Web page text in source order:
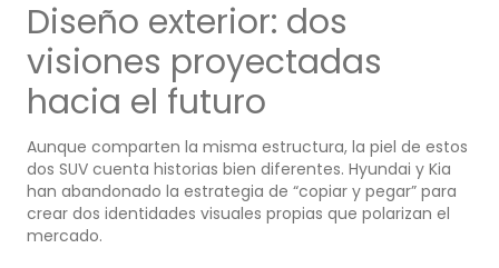
Diseño exterior: dos
visiones proyectadas
hacia el futuro
Aunque comparten la misma estructura, la piel de estos
dos SUV cuenta historias bien diferentes. Hyundai y Kia
han abandonado la estrategia de “copiar y pegar” para
crear dos identidades visuales propias que polarizan el
mercado.